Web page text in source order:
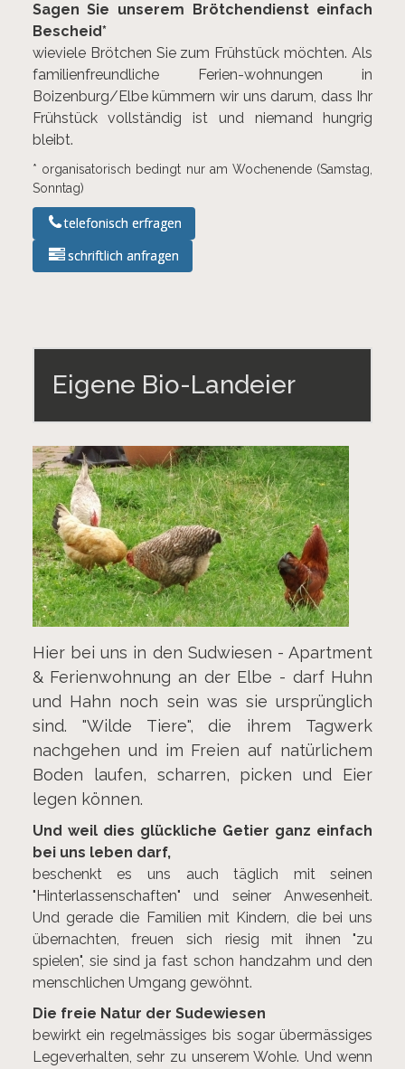
Sagen Sie unserem Brötchendienst einfach
Bescheid*
wieviele Brötchen Sie zum Frühstück möchten. Als
familienfreundliche Ferien-wohnungen in
Boizenburg/Elbe kümmern wir uns darum, dass Ihr
Frühstück vollständig ist und niemand hungrig
bleibt.
* organisatorisch bedingt nur am Wochenende (Samstag,
Sonntag)
telefonisch erfragen
schriftlich anfragen
Eigene Bio-Landeier
Hier bei uns in den Sudwiesen - Apartment
& Ferienwohnung an der Elbe - darf Huhn
und Hahn noch sein was sie ursprünglich
sind. "Wilde Tiere", die ihrem Tagwerk
nachgehen und im Freien auf natürlichem
Boden laufen, scharren, picken und Eier
legen können.
Und weil dies glückliche Getier ganz einfach
bei uns leben darf,
beschenkt es uns auch täglich mit seinen
"Hinterlassenschaften" und seiner Anwesenheit.
Und gerade die Familien mit Kindern, die bei uns
übernachten, freuen sich riesig mit ihnen "zu
spielen", sie sind ja fast schon handzahm und den
menschlichen Umgang gewöhnt.
Die freie Natur der Sudewiesen
bewirkt ein regelmässiges bis sogar übermässiges
Legeverhalten, sehr zu unserem Wohle. Und wenn